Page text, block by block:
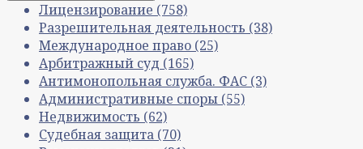
Лицензирование (758)
Разрешительная деятельность (38)
Международное право (25)
Арбитражный суд (165)
Антимонопольная служба. ФАС (3)
Административные споры (55)
Недвижимость (62)
Судебная защита (70)